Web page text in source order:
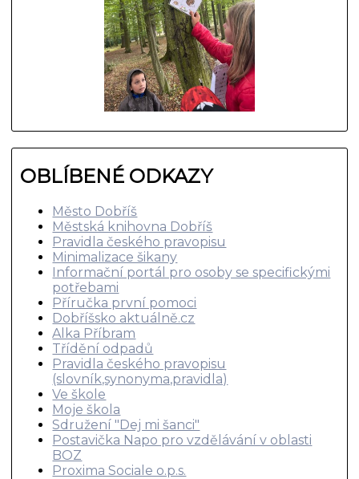
OBLÍBENÉ ODKAZY
Město Dobříš
Městská knihovna Dobříš
Pravidla českého pravopisu
Minimalizace šikany
Informační portál pro osoby se specifickými
potřebami
Příručka první pomoci
Dobříšsko aktuálně.cz
Alka Příbram
Třídění odpadů
Pravidla českého pravopisu
(slovník,synonyma,pravidla)
Ve škole
Moje škola
Sdružení "Dej mi šanci"
Postavička Napo pro vzdělávání v oblasti
BOZ
Proxima Sociale o.p.s.